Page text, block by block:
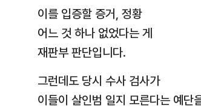
이를 입증할 증거, 정황
어느 것 하나 없었다는 게
재판부 판단입니다.
그런데도 당시 수사 검사가
이들이 살인범 일지 모른다는 예단